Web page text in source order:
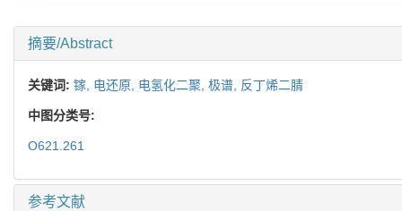
摘要/Abstract
关键词: 镓, 电还原, 电氢化二聚, 极谱, 反丁烯二腈
中图分类号:
O621.261
参考文献